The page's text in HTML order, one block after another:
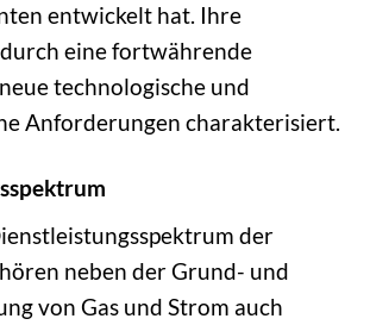
entwickelt hat. Ihre
eine fortwährende
technologische und
Anforderungen charakterisiert.
der
neben der Grund- und
von Gas und Strom auch